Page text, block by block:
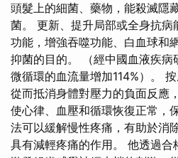
頭髮上的細菌、藥物，能殺滅隱
菌。 更新、提升局部或全身抗
功能，增強吞噬功能、白血球和
抑菌的目的。 （經中國血液疾
微循環的血流量增加114%）。
從而抵消身體對壓力的負面反應
使心律、血壓和循環恢復正常，
法可以緩解慢性疼痛，有助於消
具有減輕疼痛的作用。 他透過合